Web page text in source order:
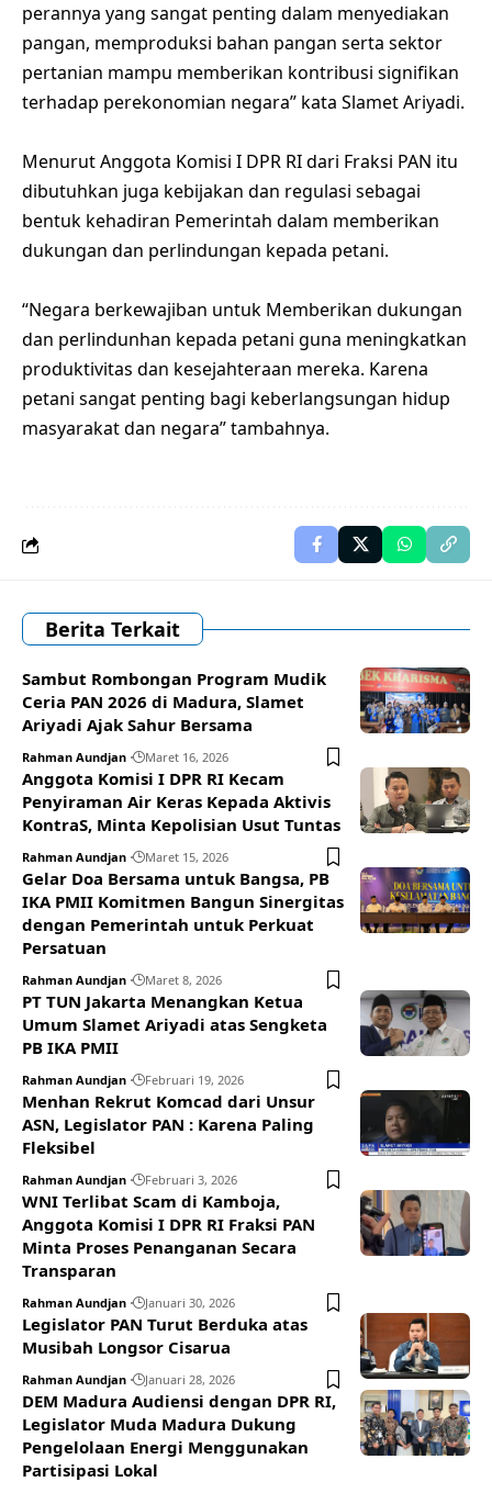
perannya yang sangat penting dalam menyediakan
pangan, memproduksi bahan pangan serta sektor
pertanian mampu memberikan kontribusi signifikan
terhadap perekonomian negara” kata Slamet Ariyadi.
Menurut Anggota Komisi I DPR RI dari Fraksi PAN itu
dibutuhkan juga kebijakan dan regulasi sebagai
bentuk kehadiran Pemerintah dalam memberikan
dukungan dan perlindungan kepada petani.
“Negara berkewajiban untuk Memberikan dukungan
dan perlindunhan kepada petani guna meningkatkan
produktivitas dan kesejahteraan mereka. Karena
petani sangat penting bagi keberlangsungan hidup
masyarakat dan negara” tambahnya.
Berita Terkait
Sambut Rombongan Program Mudik
Ceria PAN 2026 di Madura, Slamet
Ariyadi Ajak Sahur Bersama
Rahman Aundjan Maret 16, 2026
Anggota Komisi I DPR RI Kecam
Penyiraman Air Keras Kepada Aktivis
KontraS, Minta Kepolisian Usut Tuntas
Rahman Aundjan Maret 15, 2026
Gelar Doa Bersama untuk Bangsa, PB
IKA PMII Komitmen Bangun Sinergitas
dengan Pemerintah untuk Perkuat
Persatuan
Rahman Aundjan Maret 8, 2026
PT TUN Jakarta Menangkan Ketua
Umum Slamet Ariyadi atas Sengketa
PB IKA PMII
Rahman Aundjan Februari 19, 2026
Menhan Rekrut Komcad dari Unsur
ASN, Legislator PAN : Karena Paling
Fleksibel
Rahman Aundjan Februari 3, 2026
WNI Terlibat Scam di Kamboja,
Anggota Komisi I DPR RI Fraksi PAN
Minta Proses Penanganan Secara
Transparan
Rahman Aundjan Januari 30, 2026
Legislator PAN Turut Berduka atas
Musibah Longsor Cisarua
Rahman Aundjan Januari 28, 2026
DEM Madura Audiensi dengan DPR RI,
Legislator Muda Madura Dukung
Pengelolaan Energi Menggunakan
Partisipasi Lokal